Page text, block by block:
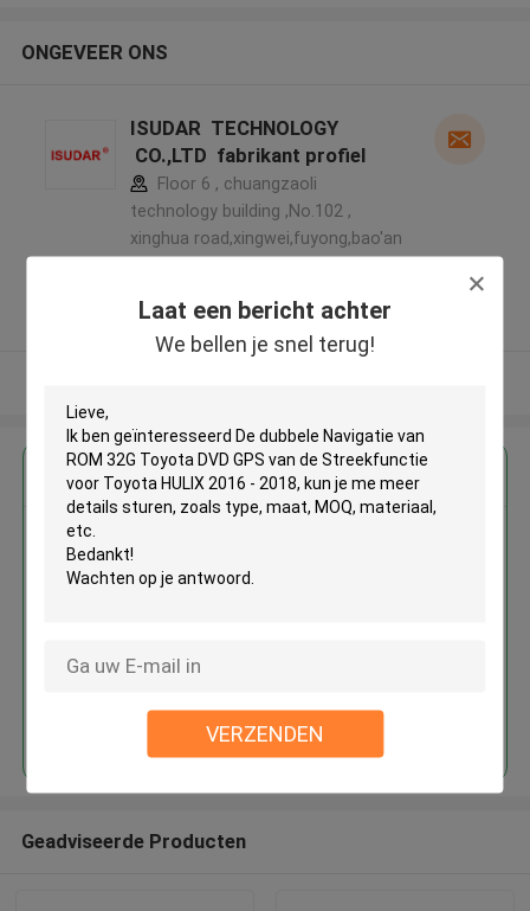
Laat een bericht achter
We bellen je snel terug!
VERZENDEN
ONGEVEER ONS
ISUDAR TECHNOLOGY
CO.,LTD fabrikant profiel
Floor 6 , chuangzaoli
technology building ,No.102 ,
xinghua road,xingwei,fuyong,bao'an
Geverifieerde Leverancier
Krijg de beste prijs voor
32G Toyota DVD GPS van de
Doorgaan
Geadviseerde Producten